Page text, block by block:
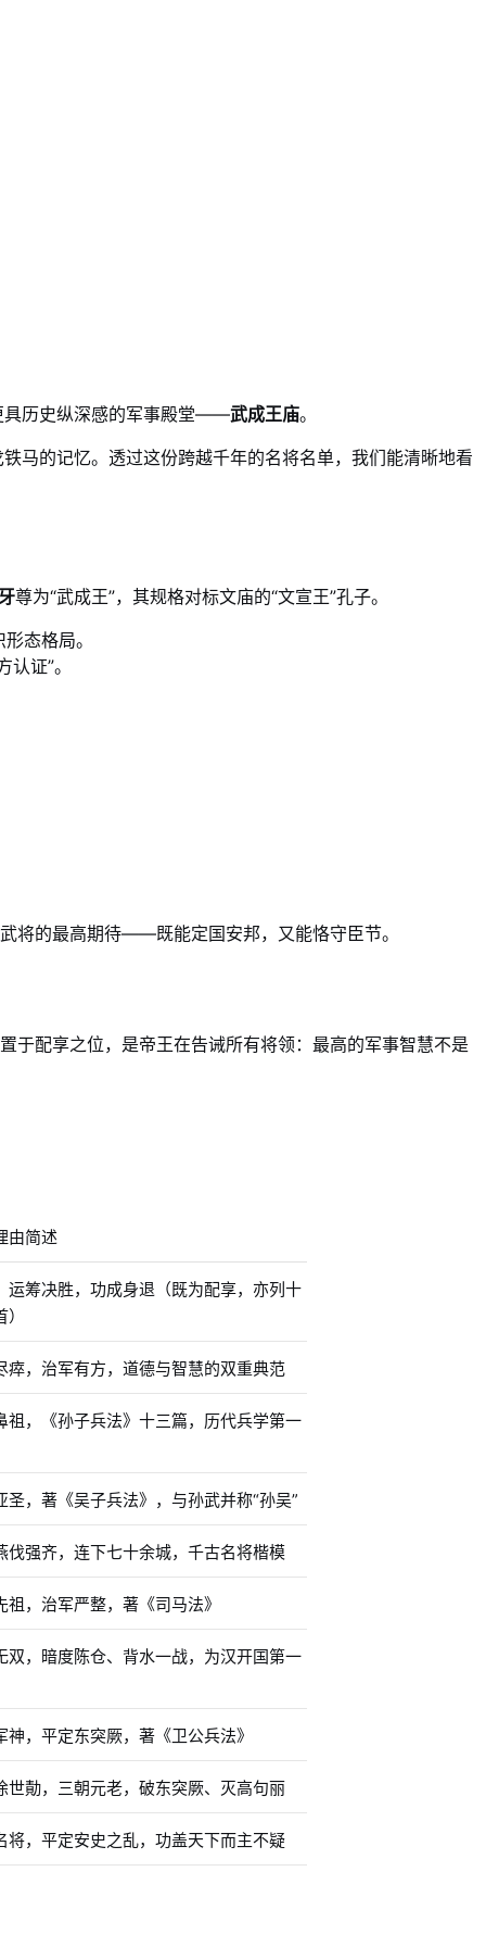
具历史纵深感的军事殿堂——武成王庙。
马的记忆。透过这份跨越千年的名将名单，我们能清晰地看
尊为“武成王”，其规格对标文庙的“文宣王”孔子。
态格局。
证”。
将的最高期待——既能定国安邦，又能恪守臣节。
于配享之位，是帝王在告诫所有将领：最高的军事智慧不是
由简述
运筹决胜，功成身退（既为配享，亦列十
瘁，治军有方，道德与智慧的双重典范
祖，《孙子兵法》十三篇，历代兵学第一
圣，著《吴子兵法》，与孙武并称“孙吴”
伐强齐，连下七十余城，千古名将楷模
祖，治军严整，著《司马法》
双，暗度陈仓、背水一战，为汉开国第一
神，平定东突厥，著《卫公兵法》
世勣，三朝元老，破东突厥、灭高句丽
将，平定安史之乱，功盖天下而主不疑